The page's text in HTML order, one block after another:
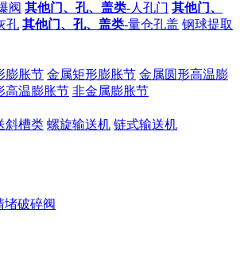
阀 其他门、孔、盖类-人孔门 其他门、
孔 其他门、孔、盖类-量仓孔盖 钢球提取
膨胀节 金属矩形膨胀节 金属圆形高温膨
高温膨胀节 非金属膨胀节
斜槽类 螺旋输送机 链式输送机
堵破碎阀